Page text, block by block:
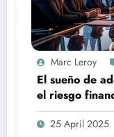
Marc Leroy
El sueño de
el riesgo
25 April 2025